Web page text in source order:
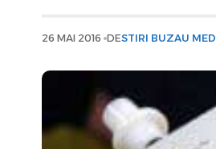
26 MAI 2016 DESTIRI BUZAU